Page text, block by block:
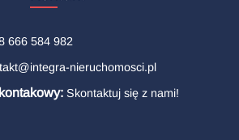
666 584 982
nieruchomosci.pl
Skontaktuj się z nami!